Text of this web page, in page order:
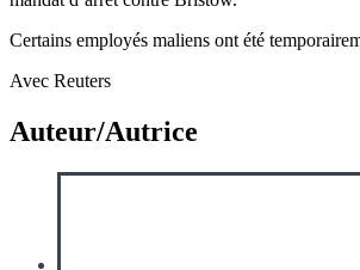
Certains employés maliens ont été
Avec Reuters
Auteur/Autrice